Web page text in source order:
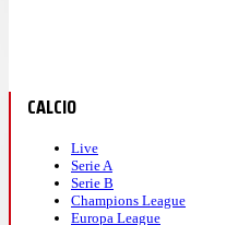
CALCIO
Live
Serie A
Serie B
Champions League
Europa League